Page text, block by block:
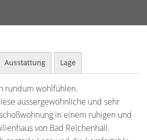
Ausstattung Lage
rundum wohlfühlen.
aussergewöhnliche und sehr
in einem ruhigen und
von Bad Reichenhall.